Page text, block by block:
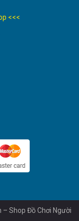
<<<
Shop Đồ Chơi Người